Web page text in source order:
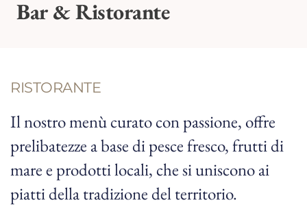
Bar & Ristorante
RISTORANTE
Il nostro menù curato con passione, offre
prelibatezze a base di pesce fresco, frutti di
mare e prodotti locali, che si uniscono ai
piatti della tradizione del territorio.